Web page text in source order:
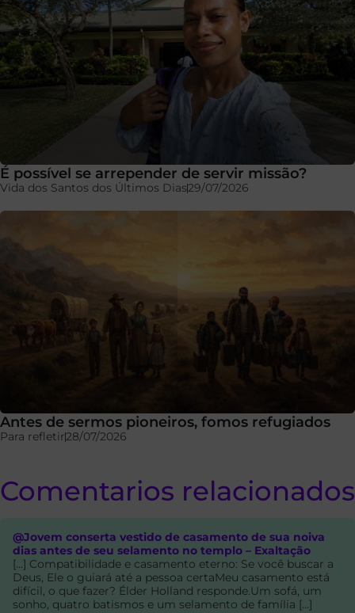
É possível se arrepender de servir missão?
Vida dos Santos dos Últimos Dias29/07/2026
Antes de sermos pioneiros, fomos refugiados
Para refletir28/07/2026
Comentarios relacionados
@Jovem conserta vestido de casamento de sua noiva
dias antes de seu selamento no templo – Exaltação
[…] Compatibilidade e casamento eterno: Se você buscar a
Deus, Ele o guiará até a pessoa certaMeu casamento está
difícil, o que fazer? Élder Holland responde.Um sofá, um
sonho, quatro batismos e um selamento de família […]